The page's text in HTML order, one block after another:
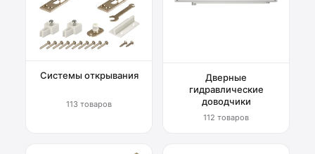
Системы открывания
113 товаров
Дверные
гидравлические
доводчики
112 товаров